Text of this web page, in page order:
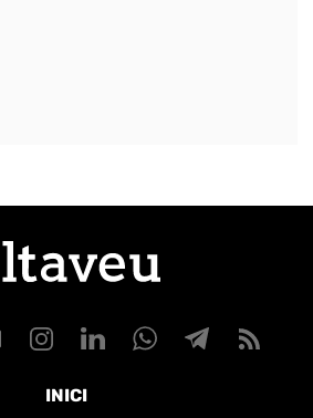
INICI